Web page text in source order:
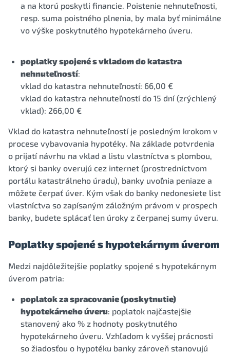
a na ktorú poskytli financie. Poistenie nehnuteľnosti,
resp. suma poistného plnenia, by mala byť minimálne
vo výške poskytnutého hypotekárneho úveru.
poplatky spojené s vkladom do katastra
nehnuteľností:
vklad do katastra nehnuteľností: 66,00 €
vklad do katastra nehnuteľností do 15 dní (zrýchlený
vklad): 266,00 €
Vklad do katastra nehnuteľností je posledným krokom v
procese vybavovania hypotéky. Na základe potvrdenia
o prijatí návrhu na vklad a listu vlastníctva s plombou,
ktorý si banky overujú cez internet (prostredníctvom
portálu katastrálneho úradu), banky uvoľnia peniaze a
môžete čerpať úver. Kým však do banky nedonesiete list
vlastníctva so zapísaným záložným právom v prospech
banky, budete splácať len úroky z čerpanej sumy úveru.
Poplatky spojené s hypotekárnym úverom
Medzi najdôležitejšie poplatky spojené s hypotekárnym
úverom patria:
poplatok za spracovanie (poskytnutie)
hypotekárneho úveru: poplatok najčastejšie
stanovený ako % z hodnoty poskytnutého
hypotekárneho úveru. Vzhľadom k vyššej prácnosti
so žiadosťou o hypotéku banky zároveň stanovujú